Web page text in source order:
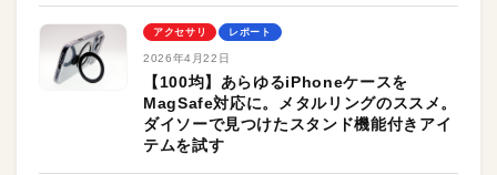
アクセサリ レポート
2026年4月22日
【100均】あらゆるiPhoneケースを
MagSafe対応に。メタルリングのススメ。
ダイソーで見つけたスタンド機能付きアイ
テムを試す